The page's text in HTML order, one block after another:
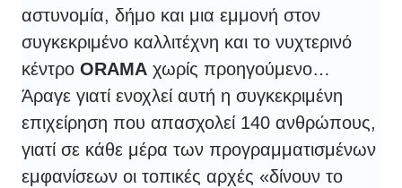
αστυνομία, δήμο και μια εμμονή στον
συγκεκριμένο καλλιτέχνη και το νυχτερινό
κέντρο ORAMA χωρίς προηγούμενο…
Άραγε γιατί ενοχλεί αυτή η συγκεκριμένη
επιχείρηση που απασχολεί 140 ανθρώπους,
γιατί σε κάθε μέρα των προγραμματισμένων
εμφανίσεων οι τοπικές αρχές «δίνουν το